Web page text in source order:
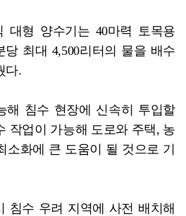
대형 양수기는 40마력 토목용
최대 4,500리터의 물을 배수
다.
해 침수 현장에 신속히 투입할
작업이 가능해 도로와 주택, 농
소화에 큰 도움이 될 것으로 기
침수 우려 지역에 사전 배치해